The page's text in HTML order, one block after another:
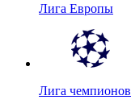
Лига Европы
Лига чемпионов